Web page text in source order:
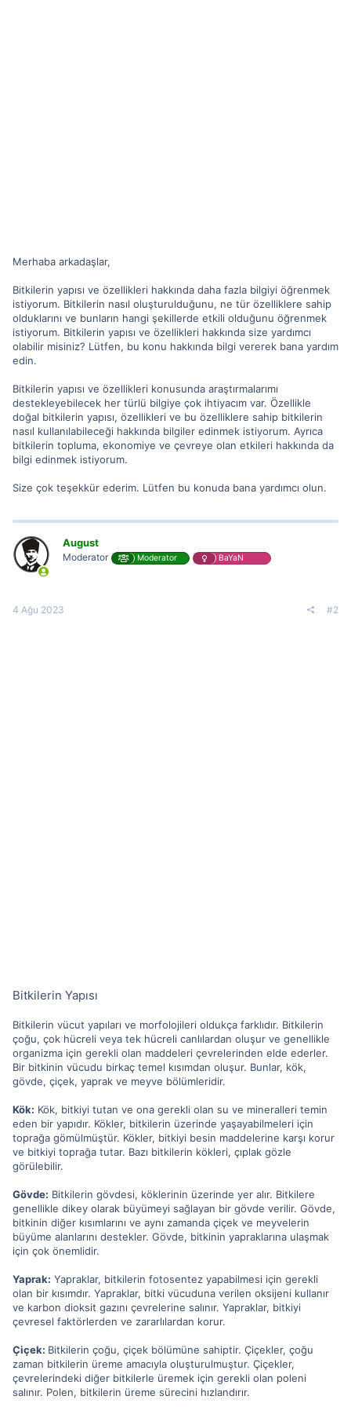
Merhaba arkadaşlar,
Bitkilerin yapısı ve özellikleri hakkında daha fazla bilgiyi öğrenmek
istiyorum. Bitkilerin nasıl oluşturulduğunu, ne tür özelliklere sahip
olduklarını ve bunların hangi şekillerde etkili olduğunu öğrenmek
istiyorum. Bitkilerin yapısı ve özellikleri hakkında size yardımcı
olabilir misiniz? Lütfen, bu konu hakkında bilgi vererek bana yardım
edin.
Bitkilerin yapısı ve özellikleri konusunda araştırmalarımı
destekleyebilecek her türlü bilgiye çok ihtiyacım var. Özellikle
doğal bitkilerin yapısı, özellikleri ve bu özelliklere sahip bitkilerin
nasıl kullanılabileceği hakkında bilgiler edinmek istiyorum. Ayrıca
bitkilerin topluma, ekonomiye ve çevreye olan etkileri hakkında da
bilgi edinmek istiyorum.
Size çok teşekkür ederim. Lütfen bu konuda bana yardımcı olun.
August
Moderator Moderator BaYaN
4 Ağu 2023 #2
Bitkilerin Yapısı
Bitkilerin vücut yapıları ve morfolojileri oldukça farklıdır. Bitkilerin
çoğu, çok hücreli veya tek hücreli canlılardan oluşur ve genellikle
organizma için gerekli olan maddeleri çevrelerinden elde ederler.
Bir bitkinin vücudu birkaç temel kısımdan oluşur. Bunlar, kök,
gövde, çiçek, yaprak ve meyve bölümleridir.
Kök: Kök, bitkiyi tutan ve ona gerekli olan su ve mineralleri temin
eden bir yapıdır. Kökler, bitkilerin üzerinde yaşayabilmeleri için
toprağa gömülmüştür. Kökler, bitkiyi besin maddelerine karşı korur
ve bitkiyi toprağa tutar. Bazı bitkilerin kökleri, çıplak gözle
görülebilir.
Gövde: Bitkilerin gövdesi, köklerinin üzerinde yer alır. Bitkilere
genellikle dikey olarak büyümeyi sağlayan bir gövde verilir. Gövde,
bitkinin diğer kısımlarını ve aynı zamanda çiçek ve meyvelerin
büyüme alanlarını destekler. Gövde, bitkinin yapraklarına ulaşmak
için çok önemlidir.
Yaprak: Yapraklar, bitkilerin fotosentez yapabilmesi için gerekli
olan bir kısımdır. Yapraklar, bitki vücuduna verilen oksijeni kullanır
ve karbon dioksit gazını çevrelerine salınır. Yapraklar, bitkiyi
çevresel faktörlerden ve zararlılardan korur.
Çiçek: Bitkilerin çoğu, çiçek bölümüne sahiptir. Çiçekler, çoğu
zaman bitkilerin üreme amacıyla oluşturulmuştur. Çiçekler,
çevrelerindeki diğer bitkilerle üremek için gerekli olan poleni
salınır. Polen, bitkilerin üreme sürecini hızlandırır.